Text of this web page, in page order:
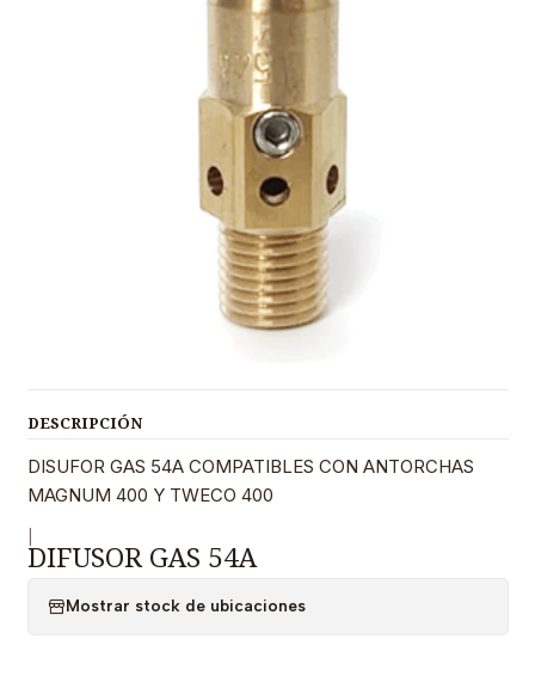
DESCRIPCIÓN
DISUFOR GAS 54A COMPATIBLES CON ANTORCHAS
MAGNUM 400 Y TWECO 400
DIFUSOR GAS 54A
Mostrar stock de ubicaciones